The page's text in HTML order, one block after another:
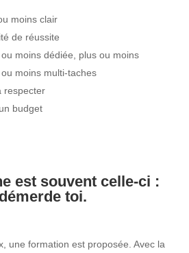
moins clair
de réussite
moins dédiée, plus ou moins
moins multi-taches
respecter
budget
est souvent celle-ci :
démerde toi.
une formation est proposée. Avec la